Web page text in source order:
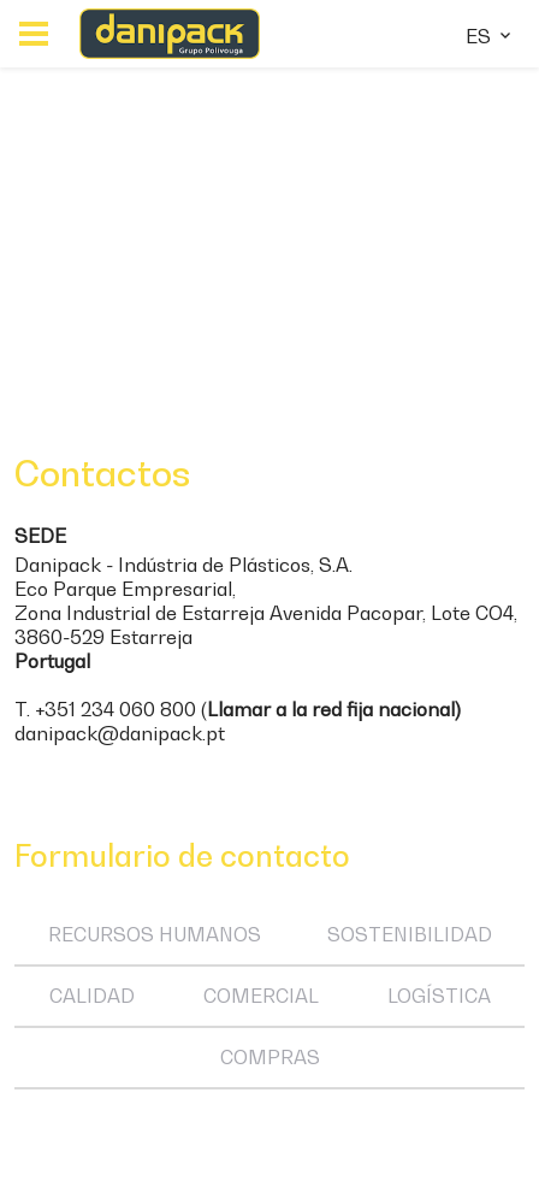
ES
Contactos
SEDE
Danipack - Indústria de Plásticos, S.A.
Eco Parque Empresarial,
Zona Industrial de Estarreja Avenida Pacopar, Lote CO4,
3860-529 Estarreja
Portugal
T. +351 234 060 800 (Llamar a la red fija nacional)
danipack@danipack.pt
Formulario de contacto
RECURSOS HUMANOS SOSTENIBILIDAD
CALIDAD COMERCIAL LOGÍSTICA
COMPRAS